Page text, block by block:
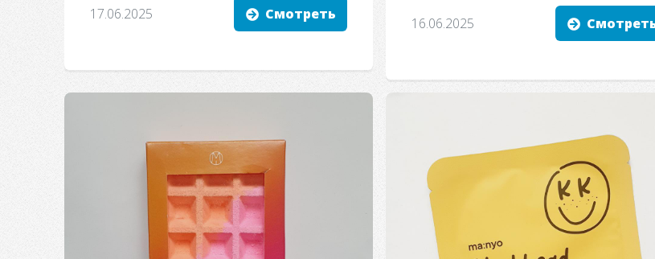
17.06.2025 Смотреть
16.06.2025